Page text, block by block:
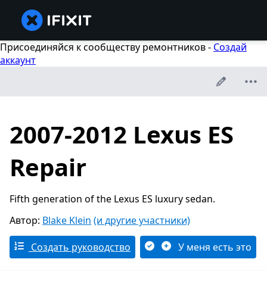
Присоединяйся к сообществу ремонтников - Создай
аккаунт
2007-2012 Lexus ES
Repair
Fifth generation of the Lexus ES luxury sedan.
Автор: Blake Klein (и другие участники)
Создать руководство У меня есть это